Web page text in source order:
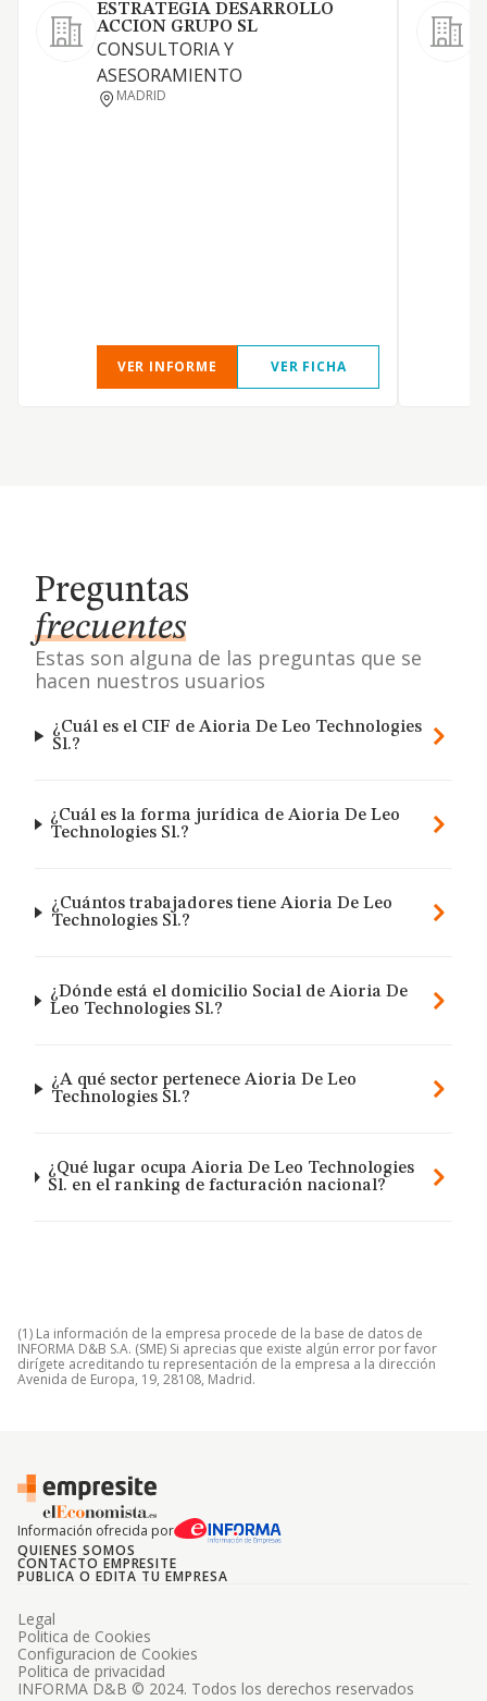
ESTRATEGIA DESARROLLO
ACCION GRUPO SL
CONSULTORIA Y
ASESORAMIENTO
MADRID
VER INFORME VER FICHA
Preguntas
frecuentes
Estas son alguna de las preguntas que se
hacen nuestros usuarios
¿Cuál es el CIF de Aioria De Leo Technologies
Sl.?
¿Cuál es la forma jurídica de Aioria De Leo
Technologies Sl.?
¿Cuántos trabajadores tiene Aioria De Leo
Technologies Sl.?
¿Dónde está el domicilio Social de Aioria De
Leo Technologies Sl.?
¿A qué sector pertenece Aioria De Leo
Technologies Sl.?
¿Qué lugar ocupa Aioria De Leo Technologies
Sl. en el ranking de facturación nacional?
(1) La información de la empresa procede de la base de datos de
INFORMA D&B S.A. (SME) Si aprecias que existe algún error por favor
dirígete acreditando tu representación de la empresa a la dirección
Avenida de Europa, 19, 28108, Madrid.
Información ofrecida por
QUIENES SOMOS
CONTACTO EMPRESITE
PUBLICA O EDITA TU EMPRESA
INFORMA D&B © 2024. Todos los derechos reservados
Legal
Politica de Cookies
Configuracion de Cookies
Politica de privacidad